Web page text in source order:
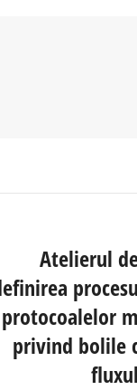
Atelierul
protocoalelor
privind bolile